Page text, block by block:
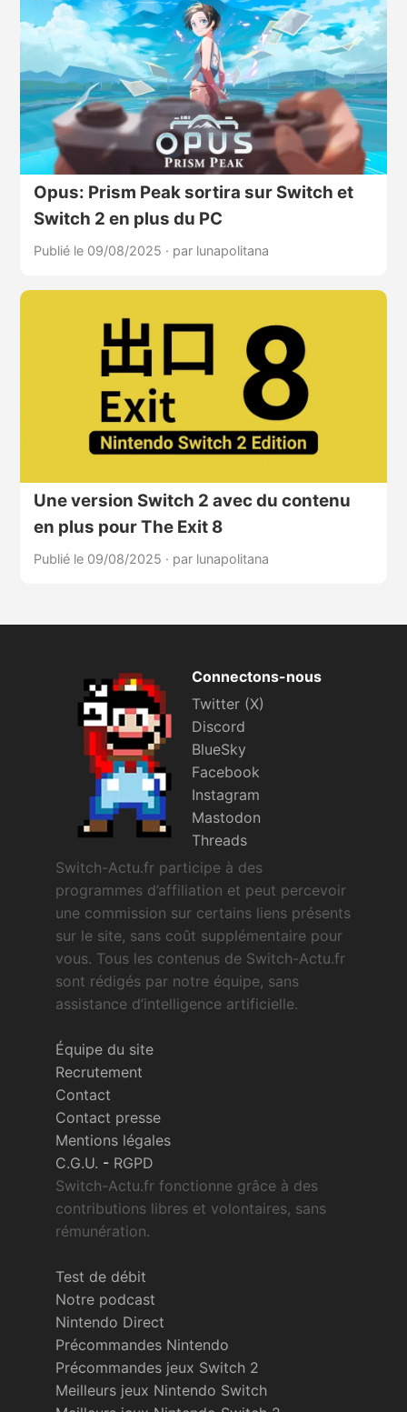
Opus: Prism Peak sortira sur Switch et
Switch 2 en plus du PC
Publié le 09/08/2025 · par lunapolitana
Une version Switch 2 avec du contenu
en plus pour The Exit 8
Publié le 09/08/2025 · par lunapolitana
Connectons-nous
Twitter (X)
Discord
BlueSky
Facebook
Instagram
Mastodon
Threads
Switch-Actu.fr participe à des
programmes d’affiliation et peut percevoir
une commission sur certains liens présents
sur le site, sans coût supplémentaire pour
vous. Tous les contenus de Switch-Actu.fr
sont rédigés par notre équipe, sans
assistance d’intelligence artificielle.
Équipe du site
Recrutement
Contact
Contact presse
Mentions légales
C.G.U. - RGPD
Switch-Actu.fr fonctionne grâce à des
contributions libres et volontaires, sans
rémunération.
Test de débit
Notre podcast
Nintendo Direct
Précommandes Nintendo
Précommandes jeux Switch 2
Meilleurs jeux Nintendo Switch